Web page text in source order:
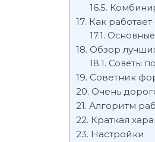
Как
Обзор
Советы
Советник
Очень
Алгоритм
Краткая
Настройки